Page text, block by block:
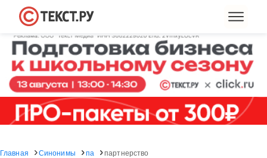
Главная Синонимы па партнерство